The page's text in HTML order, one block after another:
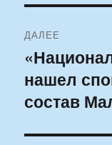
ДАЛЕЕ
Следующая
запись:
нашел
состав